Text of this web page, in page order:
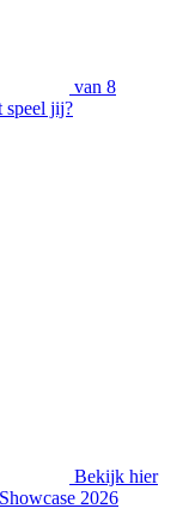
van 8
speel jij?
Bekijk hier
2026